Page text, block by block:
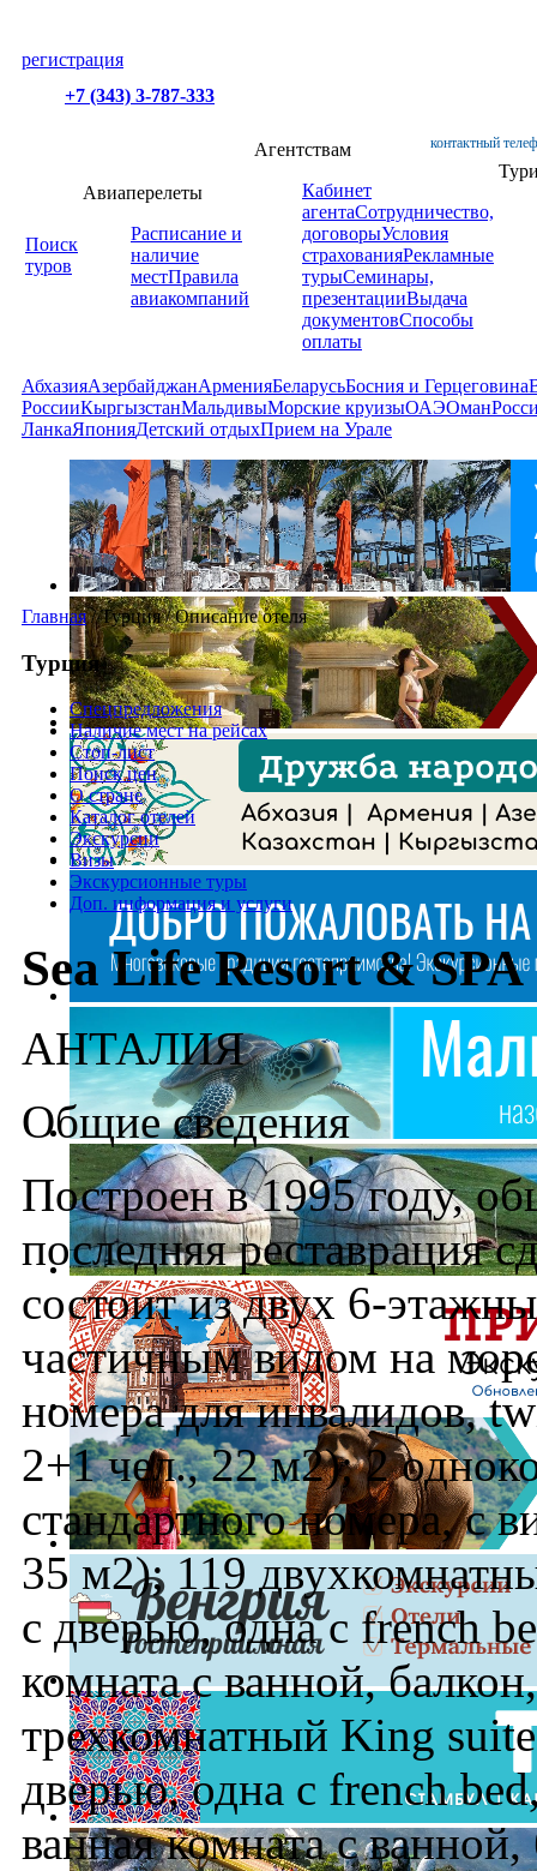
регистрация
+7 (343) 3-787-333
контактный
Поиск
туров
Авиаперелеты
Расписание и
наличие
местПравила
авиакомпаний
Агентствам
Кабинет
агентаСотрудничество,
договорыУсловия
страхованияРекламные
турыСеминары,
презентацииВыдача
документовСпособы
оплаты
АбхазияАзербайджанАрменияБеларусьБосния и Герцеговина
РоссииКыргызстанМальдивыМорские круизыОАЭОман
ЛанкаЯпонияДетский отдыхПрием на Урале
Главная /Турция/Описание отеля
Турция
Спецпредложения
Наличие мест на рейсах
Стоп-лист
Поиск цен
О стране
Каталог отелей
Экскурсии
Визы
Экскурсионные туры
Доп. информация и услуги
Sea Life Resort &
АНТАЛИЯ
Общие сведения
Построен в 1995 году,
последняя реставрация
состоит из двух 6-
частичным видом на
номера для инвалидов,
2+1 чел., 22 м2); 2
стандартного номера, с
35 м2); 119
с дверью, одна с french
комната с ванной,
трехкомнатный King
дверью, одна с french
ванная комната с